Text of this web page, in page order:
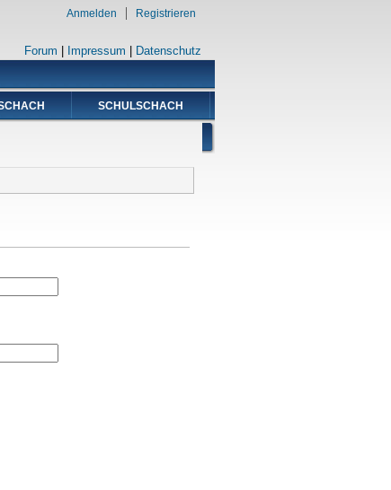
Forum Impressum Datenschutz
Anmelden Registrieren
SCHULSCHACH